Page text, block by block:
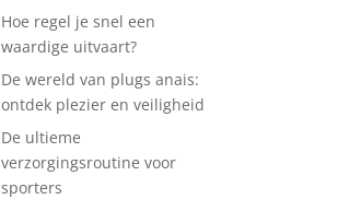
Hoe regel je snel een
waardige uitvaart?
De wereld van plugs anais:
ontdek plezier en veiligheid
De ultieme
verzorgingsroutine voor
sporters